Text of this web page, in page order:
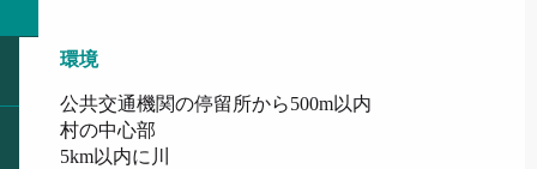
環境
環境
公共交通機関の停留所から500m以内
村の中心部
5km以内に川